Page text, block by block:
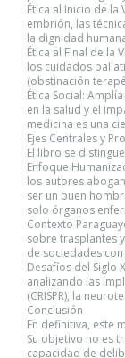
Ética al Inicio de
embrión, las
la dignidad
Ética al Final de la
los cuidados
(obstinación
Ética Social:
en la salud y el
medicina es una
Ejes Centrales y
El libro se
Enfoque
los autores
ser un buen
solo órganos
Contexto
sobre trasplantes
de sociedades
Desafíos del Siglo
analizando las
(CRISPR), la
Conclusión
En definitiva, este
Su objetivo no es
capacidad de